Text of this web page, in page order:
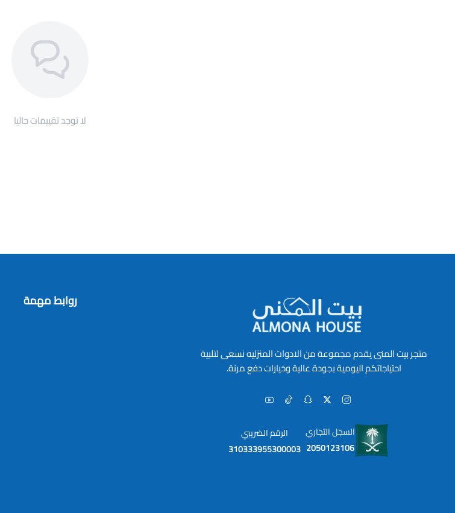
لا توجد تقييمات حاليا
متجر بيت المنى يقدم مجموعة من الادوات المنزليه نسعى لتلبية
احتياجاتكم اليومية بجودة عالية وخيارات دفع مرنة.
السجل التجاري
2050123106
الرقم الضريبي
310333955300003
روابط مهمة